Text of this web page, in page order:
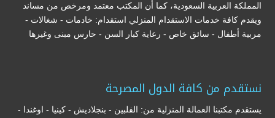
المملكة العربية السعودية، كما أن المكتب معتمد ومرخص من مساند
ويقدم كافة خدمات الاستقدام المنزلي استقدام: خادمات - شغالات -
مربية أطفال - سائق خاص - رعاية كبار السن - حارس مبنى وغيرها
نستقدم من كافة الدول المصرحة
يستقدم مكتبنا العمالة المنزلية من: الفلبين - بنجلاديش - كينيا - اوغندا -